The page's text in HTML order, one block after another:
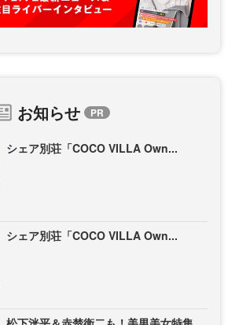
お知らせ
シェア別荘「COCO VILLA Own...
シェア別荘「COCO VILLA Own...